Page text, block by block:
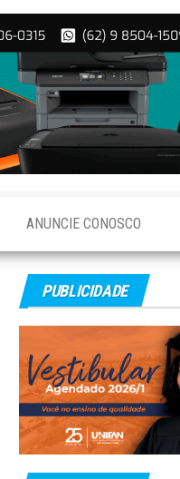
ANUNCIE CONOSCO
PUBLICIDADE